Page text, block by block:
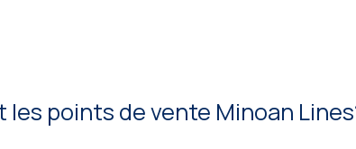
les points de vente Minoan